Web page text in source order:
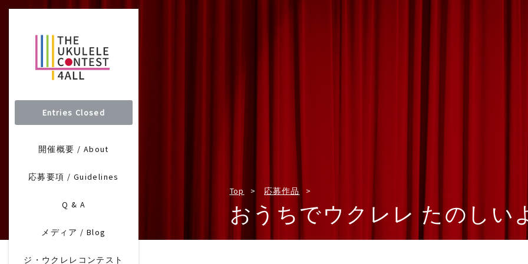
Entries Closed
開催概要 / About
応募要項 / Guidelines
Q & A
メディア / Blog
ジ・ウクレレコンテスト
Top 応募作品
おうちでウクレレ たのしい